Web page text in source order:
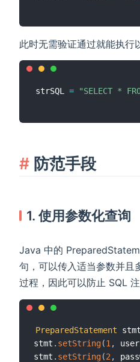
此时无需验证通过就能执行
strSQL = "SELECT *
防范手段
1. 使用参数化查询
Java 中的
句，可以传入适当参数并且
过程，因此可以防止 SQL 注
PreparedStatement
stmt . setString(1 ,
stmt . setString(2 ,